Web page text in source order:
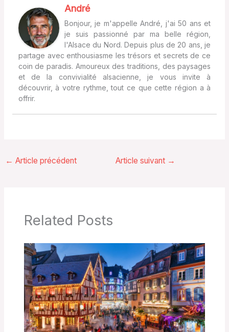
André
Bonjour, je m'appelle André, j'ai 50 ans et
je suis passionné par ma belle région,
l'Alsace du Nord. Depuis plus de 20 ans, je
partage avec enthousiasme les trésors et secrets de ce
coin de paradis. Amoureux des traditions, des paysages
et de la convivialité alsacienne, je vous invite à
découvrir, à votre rythme, tout ce que cette région a à
offrir.
← Article précédent Article suivant →
Related Posts